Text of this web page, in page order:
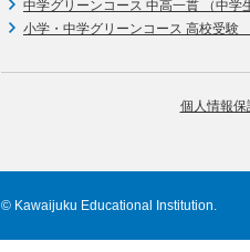
中学グリーンコース 中高一貫 （中学
小学・中学グリーンコース 高校受験
個人情報保
© Kawaijuku Educational Institution.